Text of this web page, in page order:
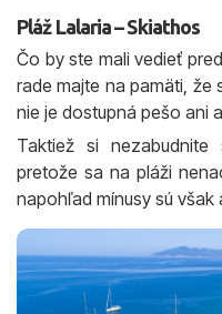
Pláž Lalaria – Skiathos
Čo by ste mali vedieť
rade majte na pamäti, že
nie je dostupná pešo ani
Taktiež si
pretože sa na pláži
napohľad mínusy sú však